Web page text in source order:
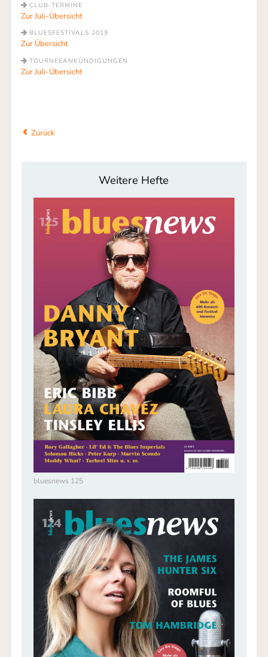
CLUB-TERMINE
Zur Juli-Übersicht
BLUESFESTIVALS 2019
Zur Übersicht
TOURNEEANKÜNDIGUNGEN
Zur Juli-Übersicht
Zurück
Weitere Hefte
bluesnews 125